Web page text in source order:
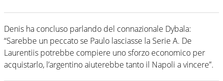
Denis ha concluso parlando del connazionale Dybala:
“Sarebbe un peccato se Paulo lasciasse la Serie A. De
Laurentiis potrebbe compiere uno sforzo economico per
acquistarlo, l’argentino aiuterebbe tanto il Napoli a vincere”.